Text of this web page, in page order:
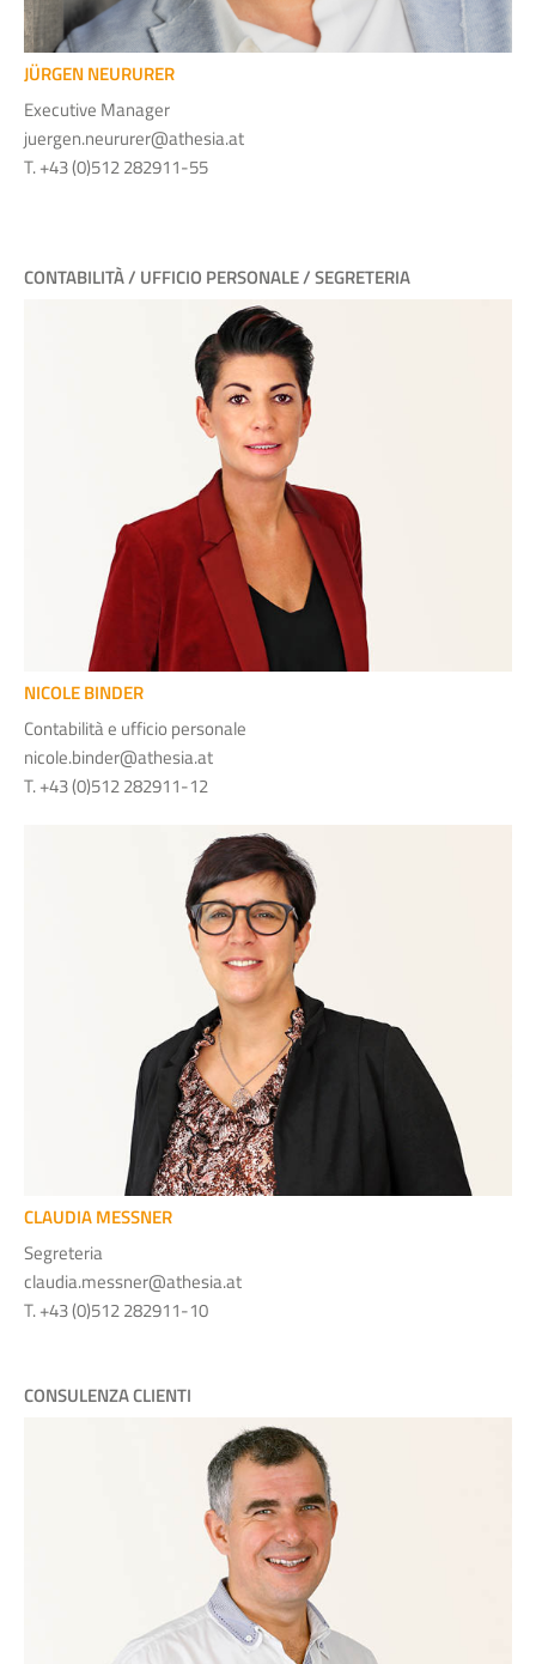
JÜRGEN NEURURER
Executive Manager
juergen.neururer@athesia.at
T. +43 (0)512 282911-55
CONTABILITÀ / UFFICIO PERSONALE / SEGRETERIA
NICOLE BINDER
Contabilità e ufficio personale
nicole.binder@athesia.at
T. +43 (0)512 282911-12
CLAUDIA MESSNER
Segreteria
claudia.messner@athesia.at
T. +43 (0)512 282911-10
CONSULENZA CLIENTI